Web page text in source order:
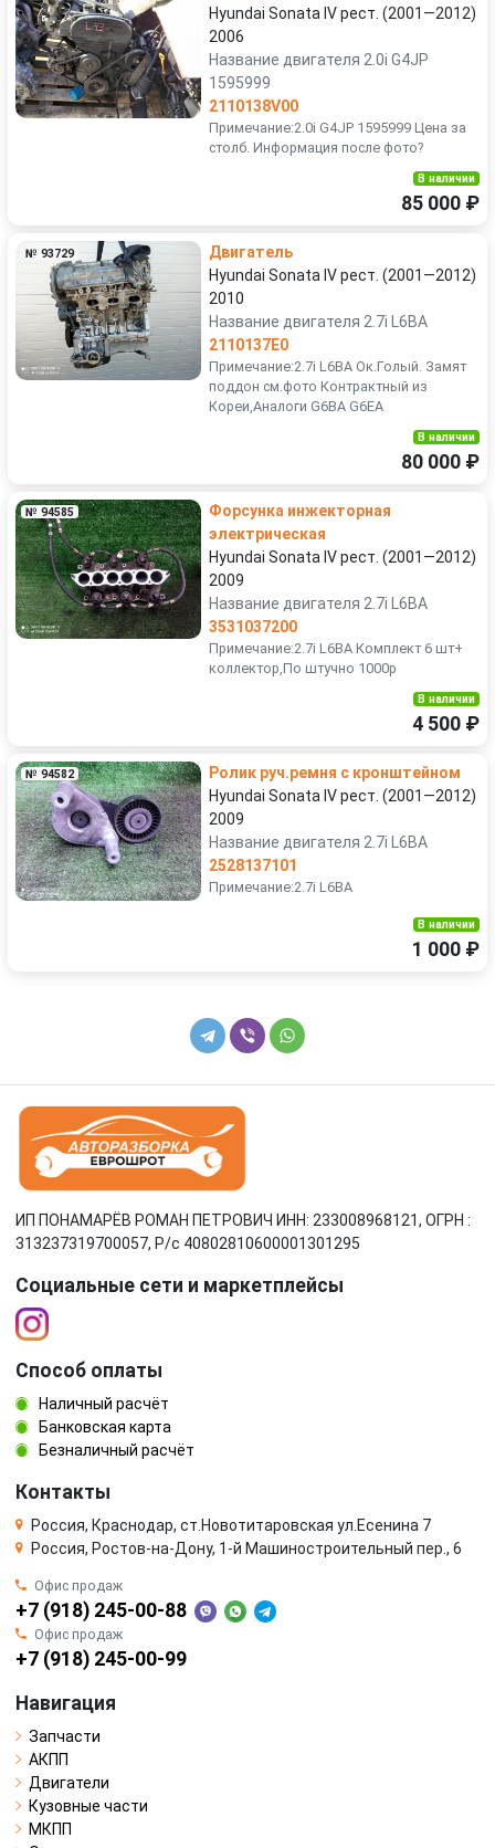
Hyundai Sonata IV рест. (2001—2012)
2006
Название двигателя 2.0i G4JP
1595999
2110138V00
Примечание:2.0i G4JP 1595999 Цена за
столб. Информация после фото?
В наличии
85 000 ₽
№ 93729
Двигатель
Hyundai Sonata IV рест. (2001—2012)
2010
Название двигателя 2.7i L6BA
2110137E0
Примечание:2.7i L6BA Ок.Голый. Замят
поддон см.фото Контрактный из
Кореи,Аналоги G6BA G6EA
В наличии
80 000 ₽
№ 94585
Форсунка инжекторная
электрическая
Hyundai Sonata IV рест. (2001—2012)
2009
Название двигателя 2.7i L6BA
3531037200
Примечание:2.7i L6BA Комплект 6 шт+
коллектор,По штучно 1000р
В наличии
4 500 ₽
№ 94582
Ролик руч.ремня с кронштейном
Hyundai Sonata IV рест. (2001—2012)
2009
Название двигателя 2.7i L6BA
2528137101
Примечание:2.7i L6BA
В наличии
1 000 ₽
ИП ПОНАМАРЁВ РОМАН ПЕТРОВИЧ ИНН: 233008968121, ОГРН :
313237319700057, Р/c 40802810600001301295
Социальные сети и маркетплейсы
Способ оплаты
Наличный расчёт
Банковская карта
Безналичный расчёт
Контакты
Россия, Краснодар, ст.Новотитаровская ул.Есенина 7
Россия, Ростов-на-Дону, 1-й Машиностроительный пер., 6
Офис продаж
+7 (918) 245-00-88
Офис продаж
+7 (918) 245-00-99
Навигация
Запчасти
АКПП
Двигатели
Кузовные части
МКПП